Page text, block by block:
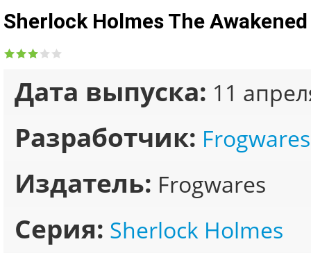
Sherlock Holmes The
Дата выпуска: 11
Разработчик: Frogwares
Издатель: Frogwares
Серия: Sherlock Holmes